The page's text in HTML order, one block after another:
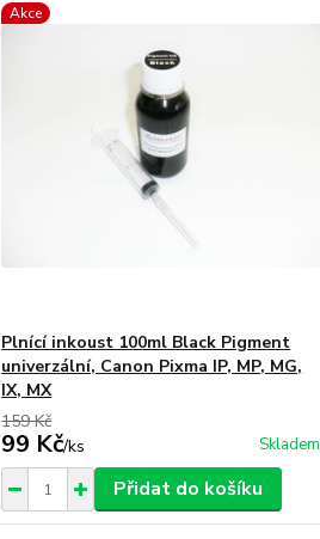
Akce
Plnící inkoust 100ml Black Pigment
univerzální, Canon Pixma IP, MP, MG,
IX, MX
159 Kč
99 Kč/ks Skladem
Přidat do košíku